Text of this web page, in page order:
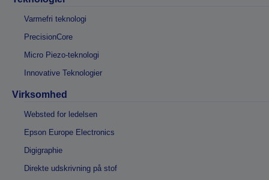
Varmefri teknologi
PrecisionCore
Micro Piezo-teknologi
Innovative Teknologier
Virksomhed
Websted for ledelsen
Epson Europe Electronics
Digigraphie
Direkte udskrivning på stof